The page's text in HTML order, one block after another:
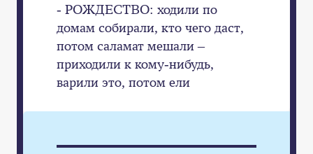
- РОЖДЕСТВО: ходили по
домам собирали, кто чего даст,
потом саламат мешали –
приходили к кому-нибудь,
варили это, потом ели